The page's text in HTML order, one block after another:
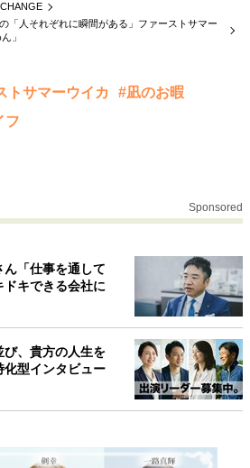
「人それぞれに瞬間がある」ファーストサマー
」
トサマーウイカ
#凪のお暇
フ
Sponsored
ん「仕事を通して
キできる会社に
び、貴方の人生を
化型インタビュー